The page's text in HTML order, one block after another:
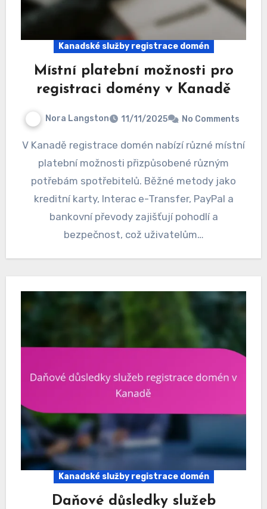
Kanadské služby registrace domén
Místní platební možnosti pro
registraci domény v Kanadě
Nora Langston 11/11/2025 No Comments
V Kanadě registrace domén nabízí různé místní
platební možnosti přizpůsobené různým
potřebám spotřebitelů. Běžné metody jako
kreditní karty, Interac e-Transfer, PayPal a
bankovní převody zajišťují pohodlí a
bezpečnost, což uživatelům…
Kanadské služby registrace domén
Daňové důsledky služeb